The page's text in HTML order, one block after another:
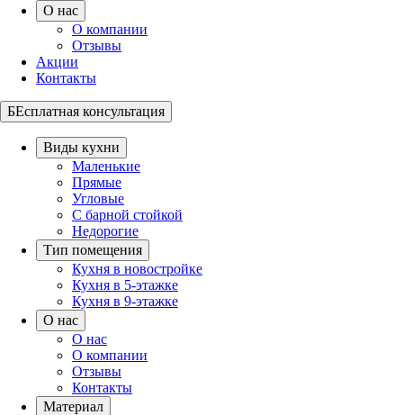
О нас
О компании
Отзывы
Акции
Контакты
БЕсплатная консультация
Виды кухни
Маленькие
Прямые
Угловые
С барной стойкой
Недорогие
Тип помещения
Кухня в новостройке
Кухня в 5-этажке
Кухня в 9-этажке
О нас
О нас
О компании
Отзывы
Контакты
Материал